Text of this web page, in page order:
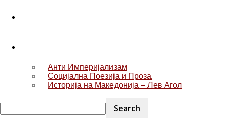
Анти Империјализам
Социјална Поезија и Проза
Историја на Македонија – Лев Агол